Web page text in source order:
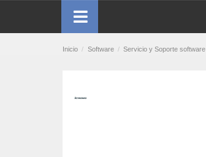
Inicio Software Servicio y Soporte software